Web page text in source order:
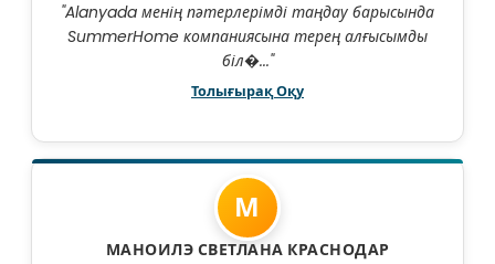
"Alanyada менің пәтерлерімді таңдау барысында
SummerHome компаниясына терең алғысымды
біл�..."
Толығырақ Оқу
М
МАНОИЛЭ СВЕТЛАНА КРАСНОДАР